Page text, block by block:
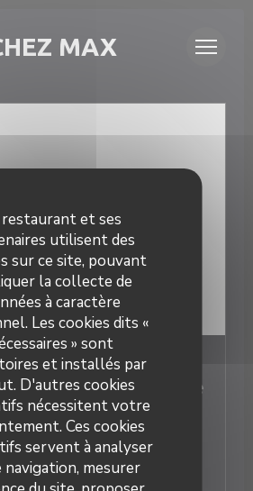
restaurant et ses
utilisent des
sur ce site, pouvant
la collecte de
à caractère
Les cookies dits «
» sont
et installés par
D'autres cookies
nécessitent votre
Ces cookies
servent à analyser
mesurer
MAX
09/06/2023
Max, nouvelle adresse
en hommage à Jean
Moulin
au rez-de-chaussée de la maison
rue d'Alsace à Béziers, le